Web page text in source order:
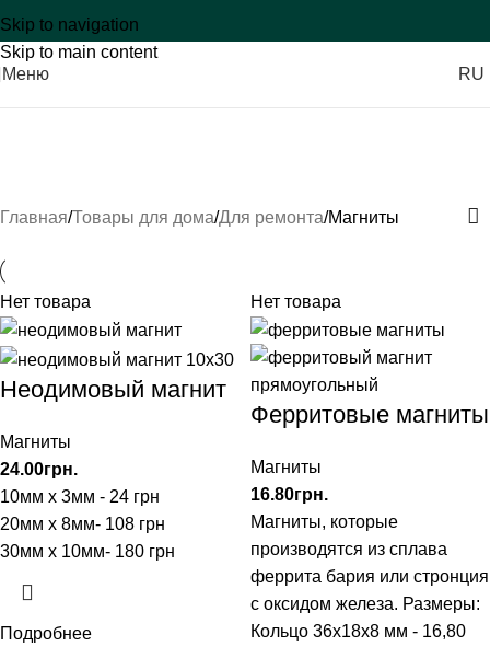
Skip to navigation
Skip to main content
Меню
RU
Главная Товары для дома Для ремонта Магниты
Нет товара
Неодимовый магнит
Магниты
24.00грн.
10мм x 3мм - 24 грн
20мм x 8мм- 108 грн
30мм x 10мм- 180 грн
Подробнее
Нет товара
Ферритовые магниты
Магниты
16.80грн.
Магниты, которые
производятся из сплава
феррита бария или стронция
с оксидом железа. Размеры:
Кольцо 36х18х8 мм - 16,80